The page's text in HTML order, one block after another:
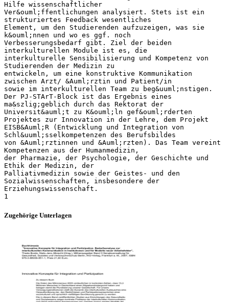
Hilfe wissenschaftlicher
Ver&ouml;ffentlichungen analysiert. Stets ist ein
strukturiertes Feedback wesentliches
Element, um den Studierenden aufzuzeigen, was sie
k&ouml;nnen und wo es ggf. noch
Verbesserungsbedarf gibt. Ziel der beiden
interkulturellen Module ist es, die
interkulturelle Sensibilisierung und Kompetenz von
Studierenden der Medizin zu
entwickeln, um eine konstruktive Kommunikation
zwischen Arzt/ &Auml;rztin und Patient/in
sowie im interkulturellen Team zu beg&uuml;nstigen.
Der PJ-STArT-Block ist das Ergebnis eines
ma&szlig;geblich durch das Rektorat der
Universit&auml;t zu K&ouml;ln gef&ouml;rderten
Projektes zur Innovation in der Lehre, dem Projekt
EISB&Auml;R (Entwicklung und Integration von
Schl&uuml;sselkompetenzen des Berufsbildes
von &Auml;rztinnen und &Auml;rzten). Das Team vereint
Kompetenzen aus der Humanmedizin,
der Pharmazie, der Psychologie, der Geschichte und
Ethik der Medizin, der
Palliativmedizin sowie der Geistes- und den
Sozialwissenschaften, insbesondere der
Erziehungswissenschaft.
Zugehörige Unterlagen